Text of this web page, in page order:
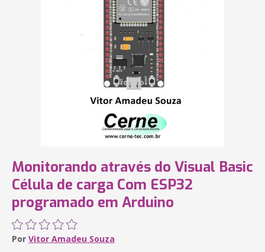
Monitorando através do Visual Basic
Célula de carga Com ESP32
programado em Arduino
Por Vitor Amadeu Souza